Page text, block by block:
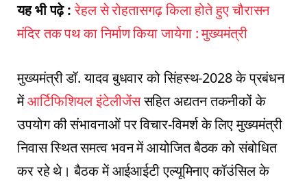
यह भी पढ़े :रेहल से रोहतासगढ़ किला होते हुए चौरासन
मंदिर तक पथ का निर्माण किया जायेगा : मुख्यमंत्री
मुख्यमंत्री डॉ. यादव बुधवार को सिंहस्थ-2028 के प्रबंधन
मेंआर्टिफिशियल इंटेलीजेंससहित अद्यतन तकनीकों के
उपयोग की संभावनाओं पर विचार-विमर्श के लिए मुख्यमंत्री
निवास स्थित समत्व भवन में आयोजित बैठक को संबोधित
कर रहे थे। बैठक में आईआईटी एल्यूमिनाए कॉउंसिल के